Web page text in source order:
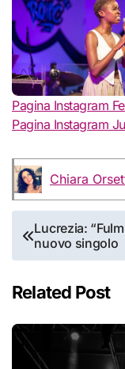
Pagina Instagram
Pagina Instagram
Chiara
articoli
Lucrezia:
nuovo singolo
Related Post